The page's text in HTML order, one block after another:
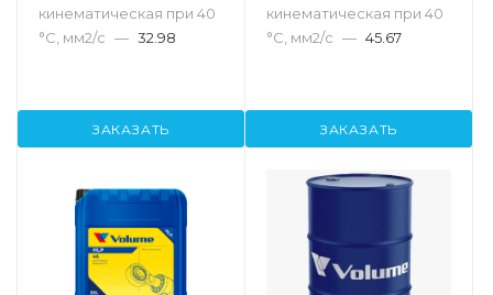
кинематическая при 40
°С, мм2/с — 32.98
ЗАКАЗАТЬ
кинематическая при 40
°С, мм2/с — 45.67
ЗАКАЗАТЬ